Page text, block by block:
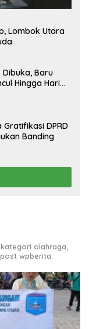
Lombok Utara
Dibuka, Baru
Hingga Hari
DPRD
Banding
olahraga,
wpberita.